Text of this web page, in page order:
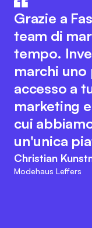
del nostro
Cloud ha
nostri
disponiamo
articoli nel
interna e il
Marc Ramelow
Amministratore
Ramelow
Grazie a
team di
tempo.
marchi
accesso a
marketing
cui
un'unica
Christian
Modehaus Leffers
del settore
moda.
della
attori del
processi
il team di
suo
agile.
con le